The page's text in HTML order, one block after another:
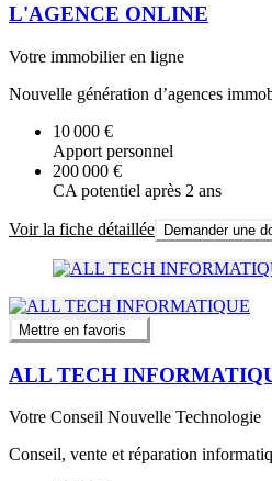
L'AGENCE ONLINE
Votre immobilier en ligne
Nouvelle génération d’agences
10 000 €
Apport personnel
200 000 €
CA potentiel après 2 ans
Voir la fiche détaillée Demander une
Mettre en favoris
ALL TECH
Votre Conseil Nouvelle Technologie
Conseil, vente et réparation